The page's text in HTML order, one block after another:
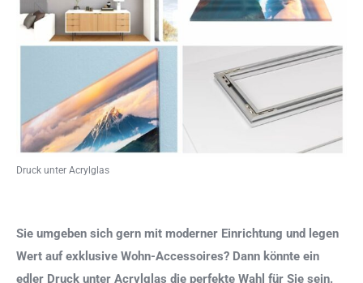
Druck unter Acrylglas
Sie umgeben sich gern mit moderner Einrichtung und legen
Wert auf exklusive Wohn-Accessoires? Dann könnte ein
edler Druck unter Acrylglas die perfekte Wahl für Sie sein.